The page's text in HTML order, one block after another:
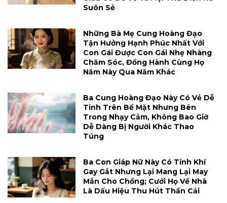
Suôn Sẻ
Những Bà Mẹ Cung Hoàng Đạo
Tận Hưởng Hạnh Phúc Nhất Với
Con Gái Được Con Gái Nhẹ Nhàng
Chăm Sóc, Đồng Hành Cùng Họ
Năm Này Qua Năm Khác
Ba Cung Hoàng Đạo Này Có Vẻ Dễ
Tính Trên Bề Mặt Nhưng Bên
Trong Nhạy Cảm, Không Bao Giờ
Dễ Dàng Bị Người Khác Thao
Túng
Ba Con Giáp Nữ Này Có Tính Khí
Gay Gắt Nhưng Lại Mang Lại May
Mắn Cho Chồng; Cưới Họ Về Nhà
Là Dấu Hiệu Thu Hút Thần Cải